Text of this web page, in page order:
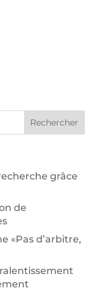
grâce
de
«Pas d’arbitre,